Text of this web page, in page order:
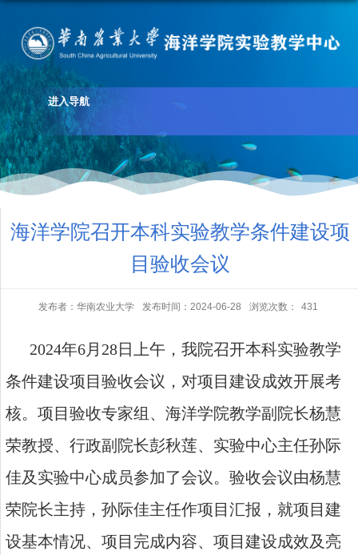
进入导航
海洋学院召开本科实验教学条件建设项
目验收会议
发布者：华南农业大学 发布时间：2024-06-28 浏览次数： 431
2024年6月 28日上午，我院召开本科实验教学
条件建设项目验收会议，对项目建设成效开展考
核。项目验收专家组、海洋学院教学副院长杨慧
荣教授、行政副院长彭秋莲、实验中心主任孙际
佳及实验中心成员参加了会议。验收会议由杨慧
荣院长主持，孙际佳主任作项目汇报，就项目建
设基本情况、项目完成内容、项目建设成效及亮